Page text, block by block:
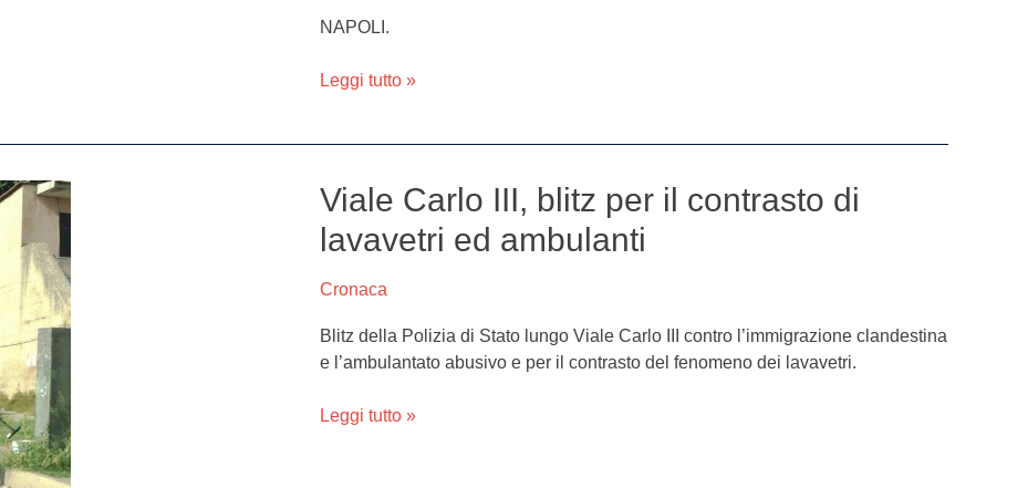
NAPOLI.
per
l’apertura
della
degradata
Leggi tutto »
Viale Carlo III, blitz per il contrasto di
lavavetri ed ambulanti
Cronaca
Blitz della Polizia di Stato lungo Viale Carlo III contro l’immigrazione clandestina
e l’ambulantato abusivo e per il contrasto del fenomeno dei lavavetri.
Viale
III,
per
il
contrasto
lavavetri
Leggi tutto »